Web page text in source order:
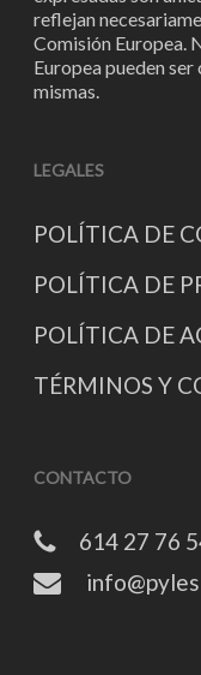
reflejan
Comisión Europea.
Europea pueden
mismas.
LEGALES
POLÍTICA DE
POLÍTICA DE
POLÍTICA DE
TÉRMINOS Y
CONTACTO
614 27 76